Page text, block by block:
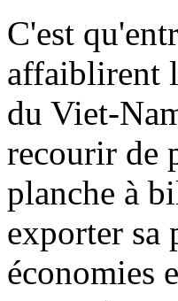
C'est
affaiblirent
du Viet-
recourir de
planche à
exporter sa
économies